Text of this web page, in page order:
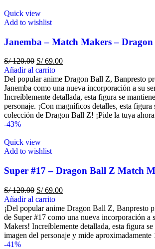
Quick view
Add to wishlist
Janemba – Match Makers –
S/120.00 S/69.00
Añadir al carrito
Del popular anime Dragon Ball Z, Banpresto
Janemba como una nueva incorporación a su
Increíblemente detallada, esta figura se
personaje. ¡Con magníficos detalles, esta figura
colección de Dragon Ball Z! ¡Pide la tuya
-43%
Quick view
Add to wishlist
Super #17 – Dragon Ball Z Match
S/120.00 S/69.00
Añadir al carrito
¡Del popular anime Dragon Ball Z, Banpresto
de Super #17 como una nueva incorporación a
Makers! Increíblemente detallada, esta figura
imagen del personaje y mide aproximadamente
-41%